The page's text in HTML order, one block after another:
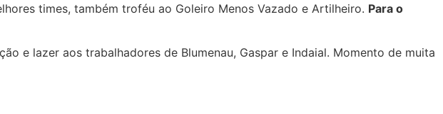
times, também troféu ao Goleiro Menos Vazado e Artilheiro. Para o
e lazer aos trabalhadores de Blumenau, Gaspar e Indaial. Momento de muita